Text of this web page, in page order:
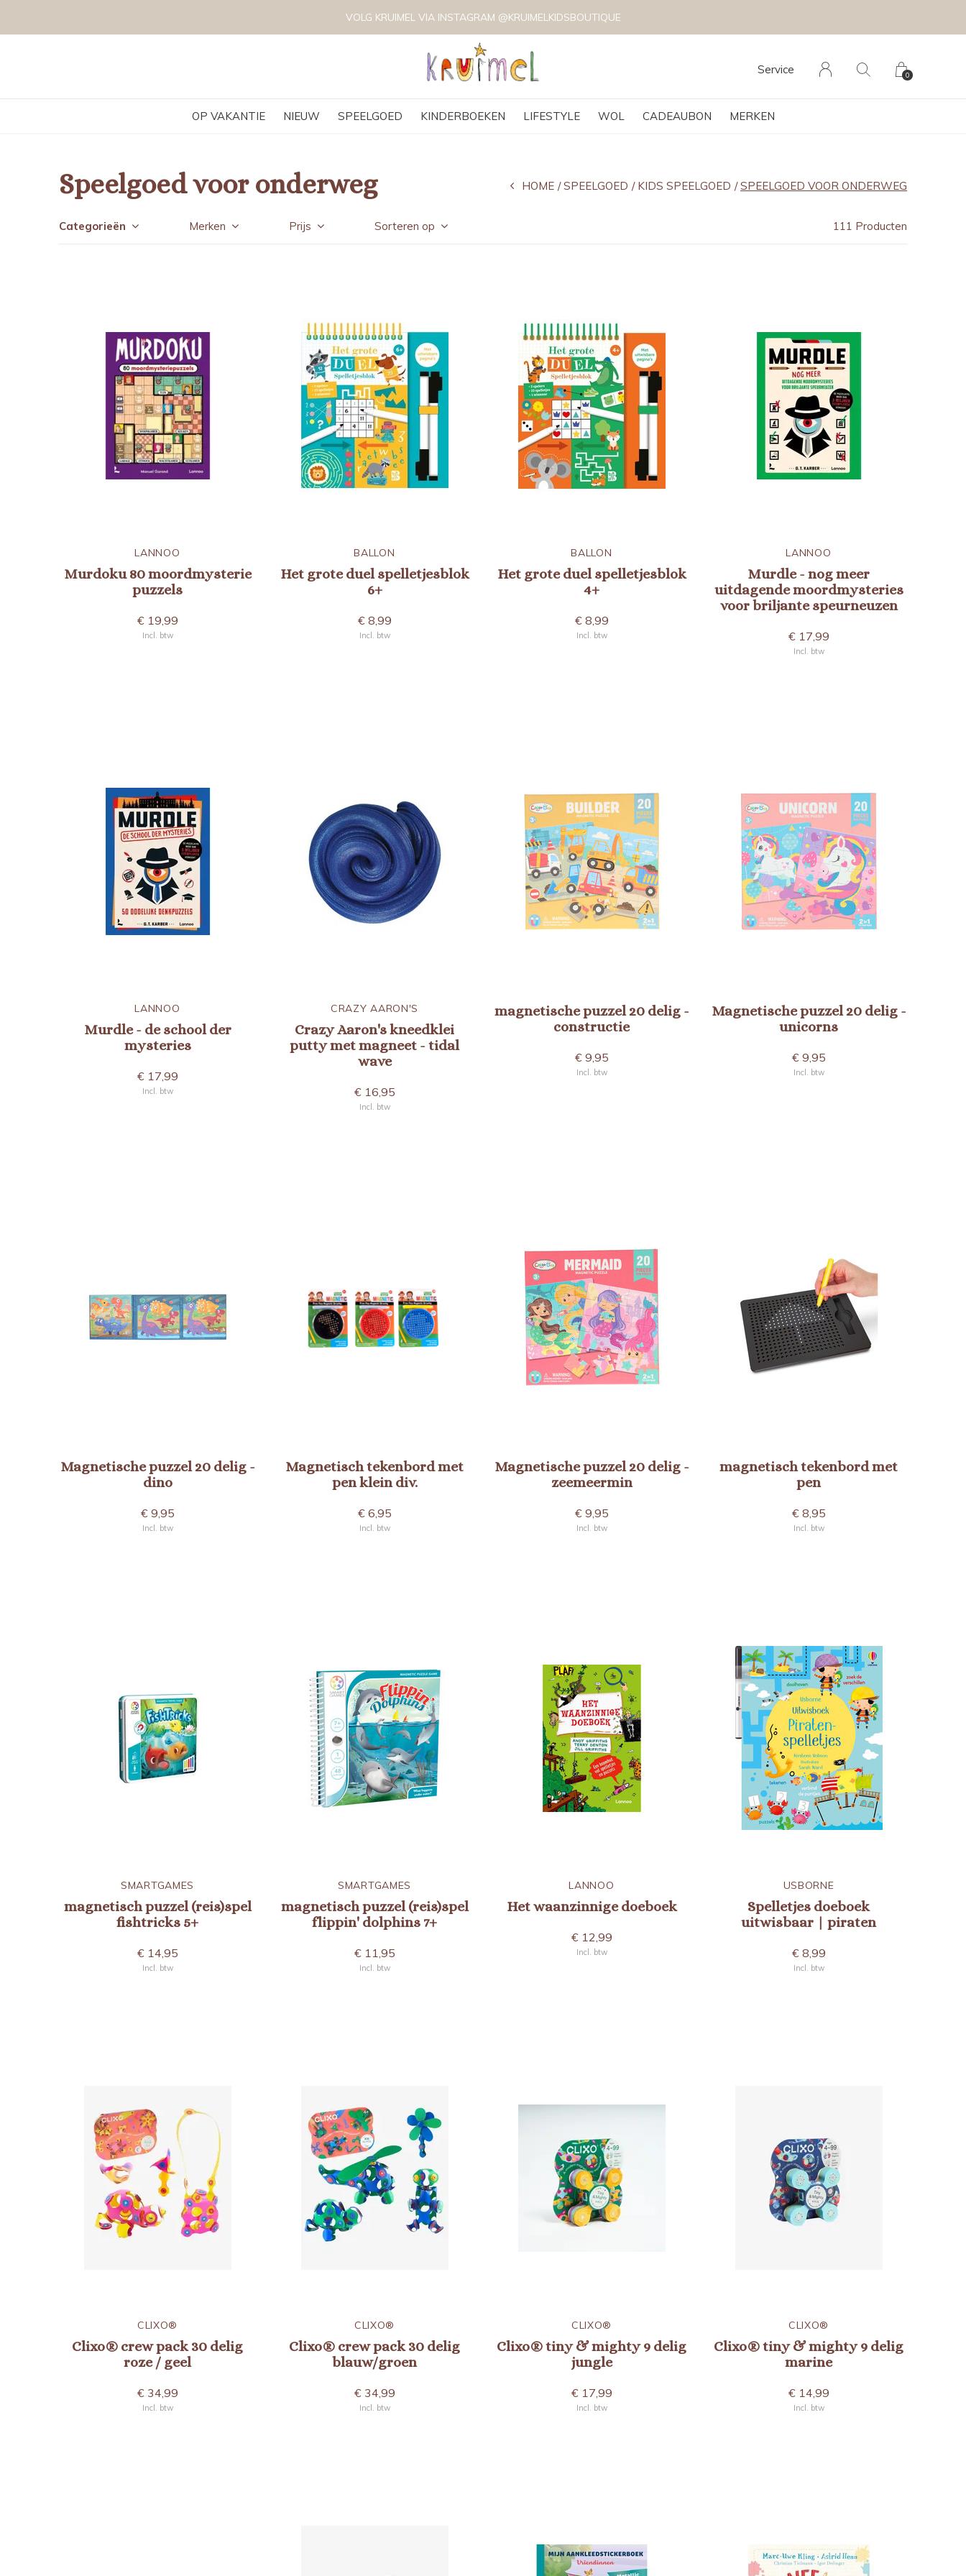
OP VAKANTIE NIEUW SPEELGOED KINDERBOEKEN LIFESTYLE WOL CADEAUBON MERKEN
Service 0
VOLG KRUIMEL VIA INSTAGRAM @KRUIMELKIDSBOUTIQUE
Speelgoed voor onderweg HOME SPEELGOED KIDS SPEELGOED SPEELGOED VOOR ONDERWEG
Categorieën Merken Prijs Sorteren op 111 Producten
LANNOO
Murdoku 80 moordmysterie
puzzels
€ 19,99
Incl. btw
BALLON
Het grote duel spelletjesblok
6+
€ 8,99
Incl. btw
BALLON
Het grote duel spelletjesblok
4+
€ 8,99
Incl. btw
LANNOO
Murdle - nog meer
uitdagende moordmysteries
voor briljante speurneuzen
€ 17,99
Incl. btw
LANNOO
Murdle - de school der
mysteries
€ 17,99
Incl. btw
CRAZY AARON'S
Crazy Aaron's kneedklei
putty met magneet - tidal
wave
€ 16,95
Incl. btw
magnetische puzzel 20 delig -
constructie
€ 9,95
Incl. btw
Magnetische puzzel 20 delig -
unicorns
€ 9,95
Incl. btw
Magnetische puzzel 20 delig -
dino
€ 9,95
Incl. btw
Magnetisch tekenbord met
pen klein div.
€ 6,95
Incl. btw
Magnetische puzzel 20 delig -
zeemeermin
€ 9,95
Incl. btw
magnetisch tekenbord met
pen
€ 8,95
Incl. btw
SMARTGAMES
magnetisch puzzel (reis)spel
fishtricks 5+
€ 14,95
Incl. btw
SMARTGAMES
magnetisch puzzel (reis)spel
flippin' dolphins 7+
€ 11,95
Incl. btw
LANNOO
Het waanzinnige doeboek
€ 12,99
Incl. btw
USBORNE
Spelletjes doeboek
uitwisbaar | piraten
€ 8,99
Incl. btw
CLIXO®
Clixo® crew pack 30 delig
roze / geel
€ 34,99
Incl. btw
CLIXO®
Clixo® crew pack 30 delig
blauw/groen
€ 34,99
Incl. btw
CLIXO®
Clixo® tiny & mighty 9 delig
jungle
€ 17,99
Incl. btw
CLIXO®
Clixo® tiny & mighty 9 delig
marine
€ 14,99
Incl. btw